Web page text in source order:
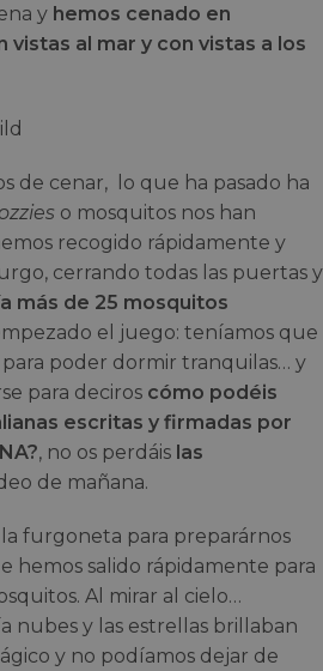
y hemos cenado en
vistas al mar y con vistas a los
de cenar, lo que ha pasado ha
o mosquitos nos han
recogido rápidamente y
cerrando todas las puertas y
más de 25 mosquitos
el juego: teníamos que
poder dormir tranquilas… y
para deciros cómo podéis
escritas y firmadas por
, no os perdáis las
de mañana.
furgoneta para preparárnos
hemos salido rápidamente para
Al mirar al cielo…
nubes y las estrellas brillaban
y no podíamos dejar de